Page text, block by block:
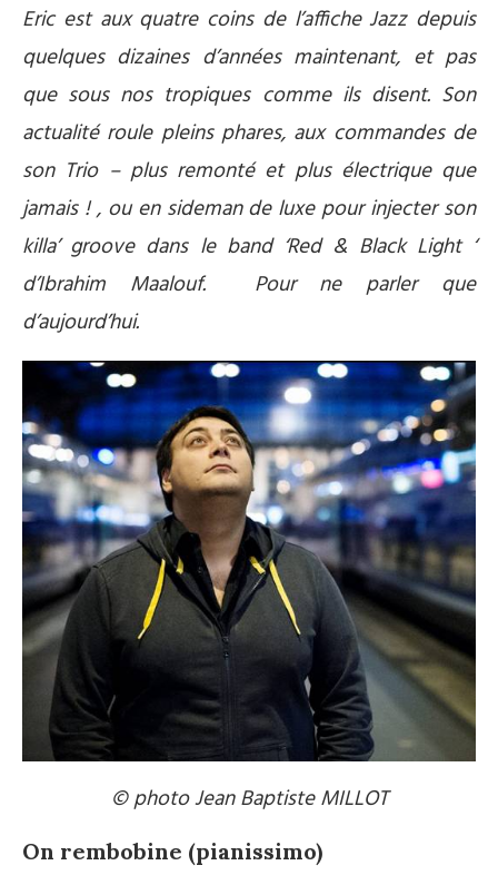
Eric est aux quatre coins de l’affiche Jazz depuis
quelques dizaines d’années maintenant, et pas
que sous nos tropiques comme ils disent. Son
actualité roule pleins phares, aux commandes de
son Trio – plus remonté et plus électrique que
jamais ! , ou en sideman de luxe pour injecter son
killa’ groove dans le band ‘Red & Black Light ‘
d’Ibrahim Maalouf. Pour ne parler que
d’aujourd’hui.
© photo Jean Baptiste MILLOT
On rembobine (pianissimo)